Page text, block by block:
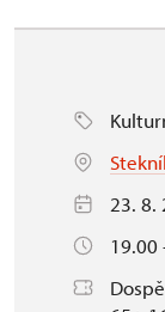
23. 8.
19.00